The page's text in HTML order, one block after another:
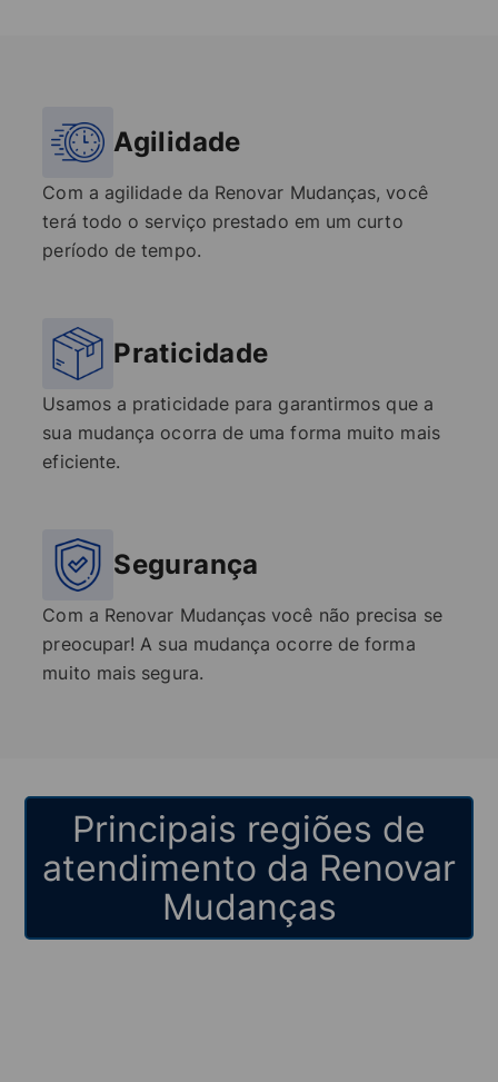
Agilidade
Com a agilidade da Renovar Mudanças, você
terá todo o serviço prestado em um curto
período de tempo.
Praticidade
Usamos a praticidade para garantirmos que a
sua mudança ocorra de uma forma muito mais
eficiente.
Segurança
Com a Renovar Mudanças você não precisa se
preocupar! A sua mudança ocorre de forma
muito mais segura.
Principais regiões de
atendimento da Renovar
Mudanças